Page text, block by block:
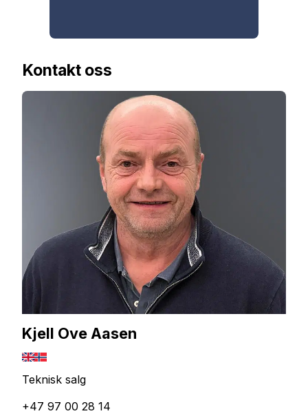
Kontakt oss
Kjell Ove Aasen
Teknisk salg
+47 97 00 28 14